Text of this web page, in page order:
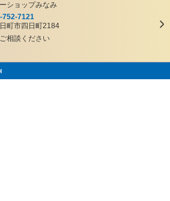
ーショップみなみ
752-7121
町市四日町2184
相談ください